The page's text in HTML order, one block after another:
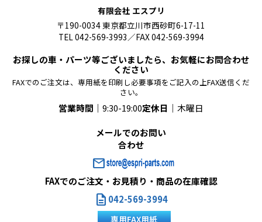
有限会社 エスプリ
〒190-0034 東京都立川市西砂町6-17-11
TEL 042-569-3993／FAX 042-569-3994
お探しの車・パーツ等ございましたら、お気軽にお問合わせ
ください
FAXでのご注文は、専用紙を印刷し必要事項をご記入の上FAX送信くだ
さい。
営業時間｜ 9:30-19:00定休日｜ 木曜日
メールでのお問い
合わせ
mail
FAXでのご注文・お見積り・商品の在庫確認
description 042-569-3994
専用FAX用紙